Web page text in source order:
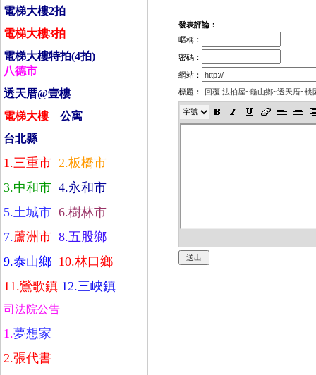
電梯大樓2拍
電梯大樓3拍
電梯大樓特拍(4拍)
八德市
透天­厝@壹樓
電梯大樓
公寓
台北縣
1.三­重市 2.板橋市
3.中和市 4.永和市
5.土城市 6.樹林市
7.蘆洲市 8.五股鄉
9.泰山鄉 10.林口鄉
11.鶯歌鎮 12.三峽鎮
司法院公告
1.夢想家
2.張代書
發表評論：
暱稱：
密碼：
網站：
標題：